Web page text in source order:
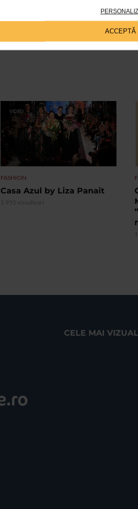
ACCEPTĂ
VIDEO
FASHION
Casa Azul by Liza Panait
1.955 vizualizari
CELE MAI